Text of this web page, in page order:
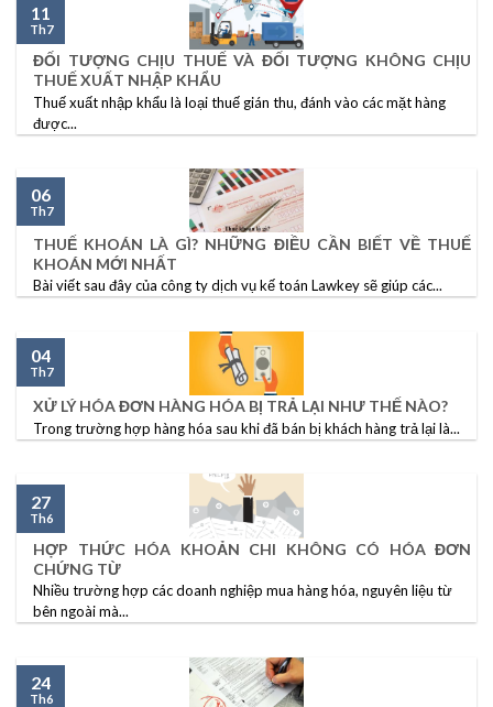
ĐỐI TƯỢNG CHỊU THUẾ VÀ ĐỐI TƯỢNG KHÔNG CHỊU
THUẾ XUẤT NHẬP KHẨU
Thuế xuất nhập khẩu là loại thuế gián thu, đánh vào các mặt hàng
được...
11
Th7
THUẾ KHOÁN LÀ GÌ? NHỮNG ĐIỀU CẦN BIẾT VỀ THUẾ
KHOÁN MỚI NHẤT
Bài viết sau đây của công ty dịch vụ kế toán Lawkey sẽ giúp các...
06
Th7
XỬ LÝ HÓA ĐƠN HÀNG HÓA BỊ TRẢ LẠI NHƯ THẾ NÀO?
Trong trường hợp hàng hóa sau khi đã bán bị khách hàng trả lại là...
04
Th7
HỢP THỨC HÓA KHOẢN CHI KHÔNG CÓ HÓA ĐƠN
CHỨNG TỪ
Nhiều trường hợp các doanh nghiệp mua hàng hóa, nguyên liệu từ
bên ngoài mà...
27
Th6
24
Th6